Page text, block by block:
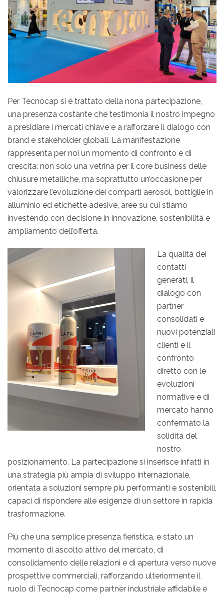
Per Tecnocap si è trattato della nona partecipazione,
una presenza costante che testimonia il nostro impegno
a presidiare i mercati chiave e a rafforzare il dialogo con
brand e stakeholder globali. La manifestazione
rappresenta per noi un momento di confronto e di
crescita: non solo una vetrina per il core business delle
chiusure metalliche, ma soprattutto un’occasione per
valorizzare l’evoluzione dei comparti aerosol, bottiglie in
alluminio ed etichette adesive, aree su cui stiamo
investendo con decisione in innovazione, sostenibilità e
ampliamento dell’offerta.
La qualità dei
contatti
generati, il
dialogo con
partner
consolidati e
nuovi potenziali
clienti e il
confronto
diretto con le
evoluzioni
normative e di
mercato hanno
confermato la
solidità del
nostro
posizionamento. La partecipazione si inserisce infatti in
una strategia più ampia di sviluppo internazionale,
orientata a soluzioni sempre più performanti e sostenibili,
capaci di rispondere alle esigenze di un settore in rapida
trasformazione.
Più che una semplice presenza fieristica, è stato un
momento di ascolto attivo del mercato, di
consolidamento delle relazioni e di apertura verso nuove
prospettive commerciali, rafforzando ulteriormente il
ruolo di Tecnocap come partner industriale affidabile e